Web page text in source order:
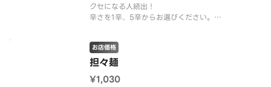
クセになる人続出！
辛さを1辛、5辛からお選びください。
担々麺
お店価格
¥1,030